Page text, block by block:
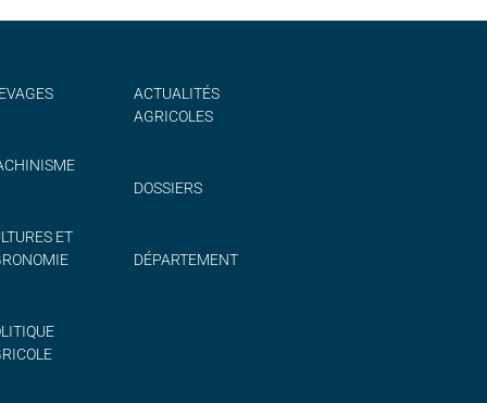
ET
ACTUALITÉS
AGRICOLES
DOSSIERS
DÉPARTEMENT